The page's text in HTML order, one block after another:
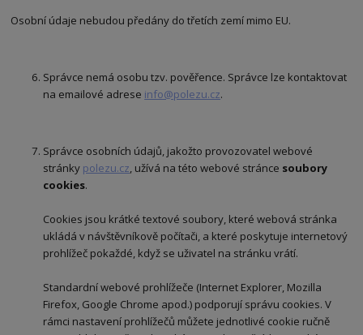
Osobní údaje nebudou předány do třetích zemí mimo EU.
Správce nemá osobu tzv. pověřence. Správce lze kontaktovat
na emailové adrese info@polezu.cz.
Správce osobních údajů, jakožto provozovatel webové
stránky polezu.cz , užívá na této webové stránce soubory
cookies.
Cookies jsou krátké textové soubory, které webová stránka
ukládá v návštěvníkově počítači, a které poskytuje internetový
prohlížeč pokaždé, když se uživatel na stránku vrátí.
Standardní webové prohlížeče (Internet Explorer, Mozilla
Firefox, Google Chrome apod.) podporují správu cookies. V
rámci nastavení prohlížečů můžete jednotlivé cookie ručně